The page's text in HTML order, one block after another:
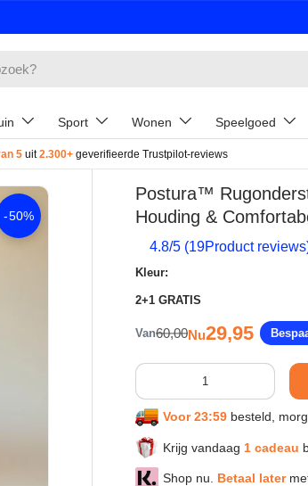
Sport Wonen Speelgoed
5 uit2.300+ geverifieerde Trustpilot-reviews
-50%
Postura™
Houding &
4.8/5 (19Product
Kleur:
2+1 GRATIS
VanReguliere prijs
60,00Verkoopprijs
Nu29,95
Aantal
Voor 23:59 besteld,
Krijg vandaag 1 cadeau
Shop nu. Betaal later